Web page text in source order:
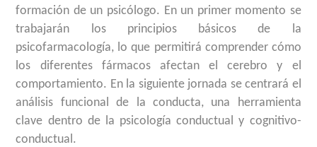
formación de un psicólogo. En un primer momento se
trabajarán los principios básicos de la
psicofarmacología, lo que permitirá comprender cómo
los diferentes fármacos afectan el cerebro y el
comportamiento. En la siguiente jornada se centrará el
análisis funcional de la conducta, una herramienta
clave dentro de la psicología conductual y cognitivo-
conductual.